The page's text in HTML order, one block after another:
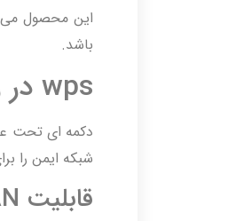
باشد.
wps در روتر هپ لایت
شبکه ایمن را
قابلیت CAPsMAN